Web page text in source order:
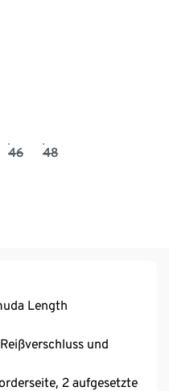
46 48
Length
und
2 aufgesetzte